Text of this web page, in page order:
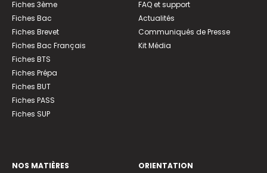
Fiches 3ème
Fiches Bac
Fiches Brevet
Fiches Bac Français
Fiches BTS
Fiches Prépa
Fiches BUT
Fiches PASS
Fiches SUP
FAQ et support
Actualités
Communiqués de Presse
Kit Média
NOS MATIÈRES
ORIENTATION